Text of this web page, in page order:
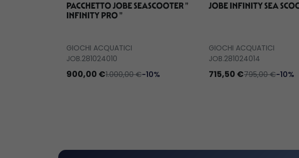
PACCHETTO JOBE SEASCOOTER ''
INFINITY PRO ''
GIOCHI ACQUATICI
JOB.281024010
900,00 €1.000,00 €-10%
JOBE INFINITY SEA
GIOCHI ACQUATICI
JOB.281024014
715,50 €795,00 €-10%